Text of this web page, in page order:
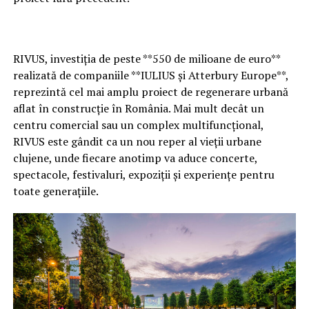
Iancu, astfel încât spațiul verde să fie refăcut într-o
nouă configurație.
Clujenii, împărțiți în privința deciziei
Anunțul privind tăierea arborilor a provocat numeroase
reacții în spațiul public. O parte dintre clujeni consideră
că intervenția este justificată dacă protejează
monumentul istoric, însă alții avertizează că orașul
maturi din centrul municipiului.
Subiectul readuce în atenție și situația arborilor din jurul
Bisericii Sfântul Mihail din Piața Unirii, îndepărtați în
timpul lucrărilor de restaurare a monumentului.
RIVUS, investiția de peste **550 de milioane de euro**
realizată de companiile **IULIUS și Atterbury Europe**,
reprezintă cel mai amplu proiect de regenerare urbană
aflat în construcție în România. Mai mult decât un
centru comercial sau un complex multifuncțional,
RIVUS este gândit ca un nou reper al vieții urbane
clujene, unde fiecare anotimp va aduce concerte,
spectacole, festivaluri, expoziții și experiențe pentru
toate generațiile.